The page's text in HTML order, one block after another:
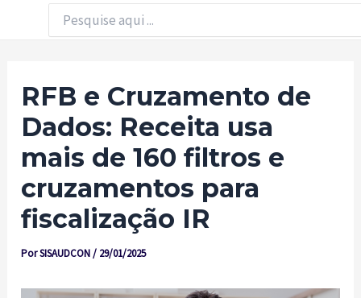
Procurar:
RFB e Cruzamento de
Dados: Receita usa
mais de 160 filtros e
cruzamentos para
fiscalização IR
PorSISAUDCON/ 29/01/2025